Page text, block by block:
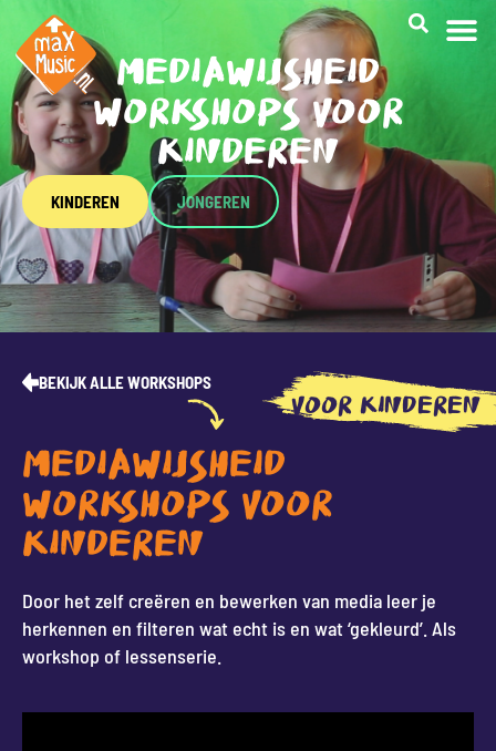
MEDIAWIJSHEID
WORKSHOPS VOOR
KINDEREN
KINDEREN JONGEREN
BEKIJK ALLE WORKSHOPS
VOOR KINDEREN
MEDIAWIJSHEID
WORKSHOPS VOOR
KINDEREN
Door het zelf creëren en bewerken van media leer je
herkennen en filteren wat echt is en wat ‘gekleurd’. Als
workshop of lessenserie.